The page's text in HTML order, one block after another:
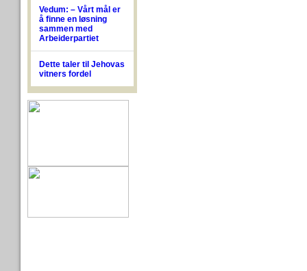
Vedum: – Vårt mål er
å finne en løsning
sammen med
Arbeiderpartiet
Dette taler til Jehovas
vitners fordel